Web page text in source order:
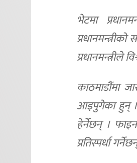
भेटमा
प्रधानमन्त्रीले
काठमाडौंमा
आइपुगेका हुन्
हेर्नेछन् ।
प्रतिस्पर्धा